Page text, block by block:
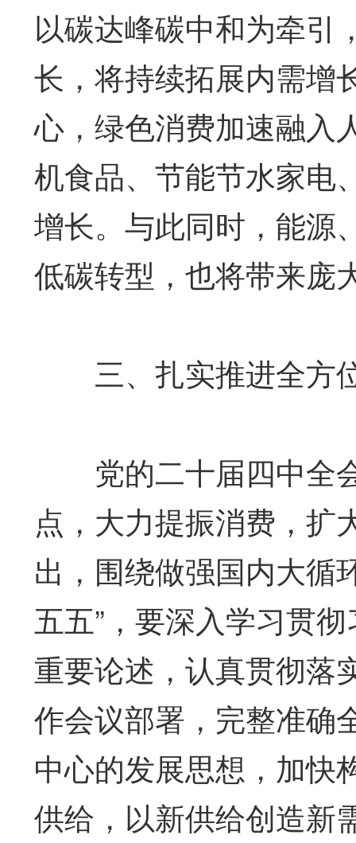
以碳达峰碳中和为牵引
长，将持续拓展内需增
心，绿色消费加速融入
机食品、节能节水家电
增长。与此同时，能源
低碳转型，也将带来庞
三、扎实推进全方
党的二十届四中全
点，大力提振消费，扩
出，围绕做强国内大循
五五”，要深入学习贯
重要论述，认真贯彻落
作会议部署，完整准确
中心的发展思想，加快
供给，以新供给创造新